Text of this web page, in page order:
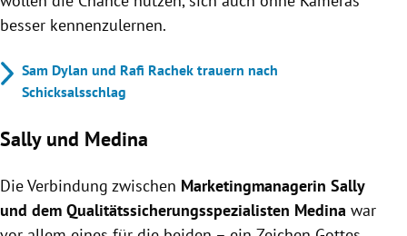
besser kennenzulernen.
Sam Dylan und Rafi Rachek trauern nach
Schicksalsschlag
Sally und Medina
Die Verbindung zwischen Marketingmanagerin Sally
und dem Qualitätssicherungsspezialisten Medina war